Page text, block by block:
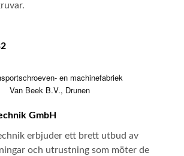
GmbH
erbjuder ett brett utbud av
och utrustning som möter de